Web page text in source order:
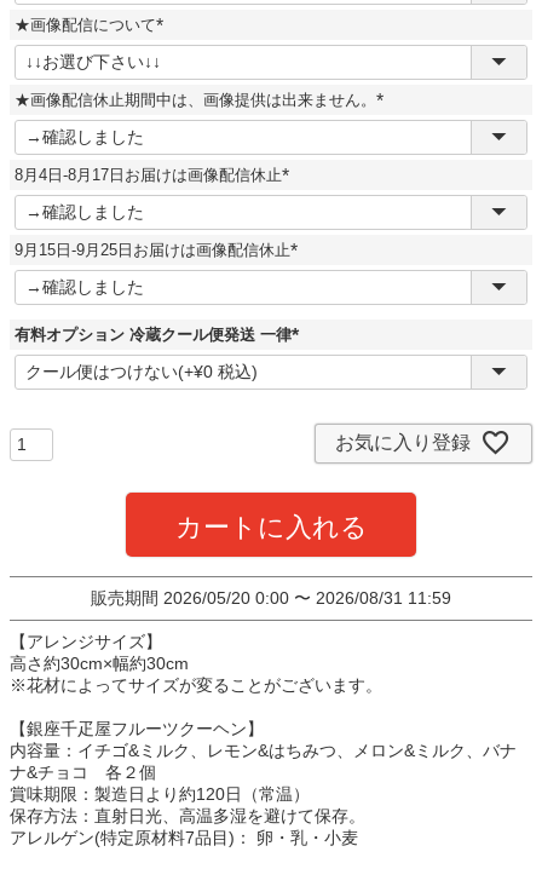
須
★画像配信について
(
必
須
)
★画像配信休止期間中は、画像提供は出来ません。
(
須
8月4日-8月17日お届けは画像配信休止
(
須
)
9月15日-9月25日お届けは画像配信休止
(
須
)
有料オプション 冷蔵クール便発送 一律
(
須
お気に入り登録
カートに入れる
販売期間 2026/05/20 0:00 〜 2026/08/31 11:59
【アレンジサイズ】
高さ約30cm×幅約30cm
※花材によってサイズが変ることがございます。
【銀座千疋屋フルーツクーヘン】
内容量：イチゴ&ミルク、レモン&はちみつ、メロン&ミルク、バナ
ナ&チョコ 各２個
賞味期限：製造日より約120日（常温）
保存方法：直射日光、高温多湿を避けて保存。
アレルゲン(特定原材料7品目)： 卵・乳・小麦